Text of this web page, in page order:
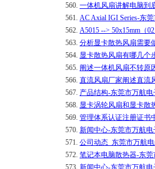
560. 一体机风扇讲解电脑到
561. AC Axial IGI Series-东
562. A5015 --> 50x15mm（
563. 分析显卡散热风扇需要
564. 显卡散热风扇有哪几个
565. 阐述一体机风扇不转原
566. 直流风扇厂家阐述直流
567. 产品结构-东莞市万航电
568. 显卡涡轮风扇和显卡散
569. 管理体系认证注册证书
570. 新闻中心-东莞市万航电
571. 公司动态_东莞市万航
572. 笔记本电脑散热器-东
573. 新闻中心-东莞市万航电